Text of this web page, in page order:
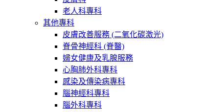
老人科專科
其他專科
皮膚改善服務 (二氧化碳激光)
脊骨神經科 (脊醫)
婦女健康及乳腺服務
心胸肺外科專科
感染及傳染病專科
腦神經科專科
腦外科專科